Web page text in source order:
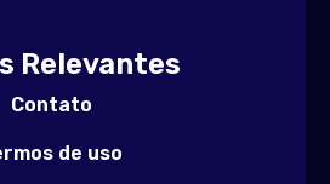
Relevantes
Contato
de uso